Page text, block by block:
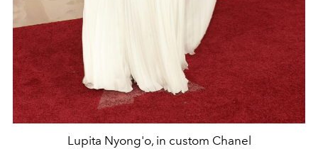
Lupita Nyong'o, in custom Chanel